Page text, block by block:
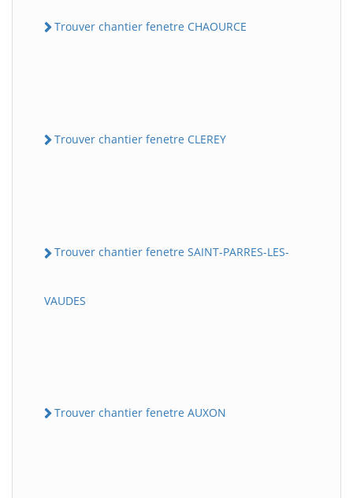
Trouver chantier fenetre CHAOURCE
Trouver chantier fenetre CLEREY
Trouver chantier fenetre SAINT-PARRES-LES-
VAUDES
Trouver chantier fenetre AUXON